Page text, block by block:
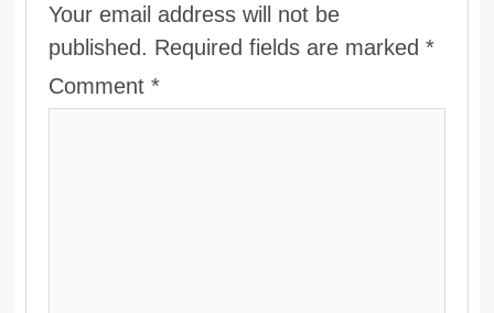
Your email address will not be
published. Required fields are marked*
Comment*